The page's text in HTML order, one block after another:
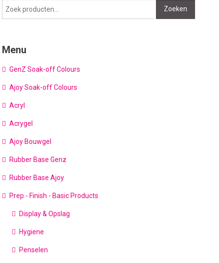
Zoeken
naar:
Zoeken
Menu
GenZ Soak-off Colours
Ajoy Soak-off Colours
Acryl
Acrygel
Ajoy Bouwgel
Rubber Base Genz
Rubber Base Ajoy
Prep - Finish - Basic Products
Display & Opslag
Hygiene
Penselen